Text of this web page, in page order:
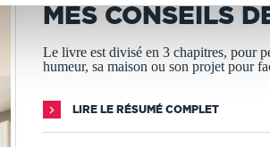
MES CONSEILS
Le livre est divisé en 3 chapitres, pour
humeur, sa maison ou son projet pour
LIRE LE RÉSUMÉ COMPLET